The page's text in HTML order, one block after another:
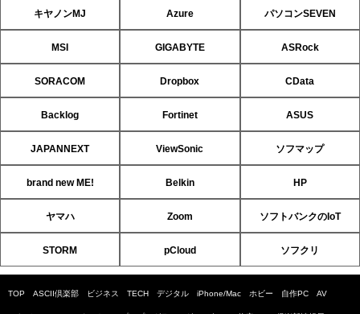
キヤノンMJ Azure パソコンSEVEN
MSI GIGABYTE ASRock
SORACOM Dropbox CData
Backlog Fortinet ASUS
JAPANNEXT ViewSonic ソフマップ
brand new ME! Belkin HP
ヤマハ Zoom ソフトバンクのIoT
STORM pCloud ソフクリ
TOP ASCII倶楽部 ビジネス TECH デジタル iPhone/Mac ホビー 自作PC AV